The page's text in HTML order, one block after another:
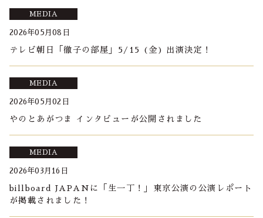
MEDIA
2026年05月08日
テレビ朝日「徹子の部屋」5/15 (金) 出演決定！
MEDIA
2026年05月02日
やのとあがつま インタビューが公開されました
MEDIA
2026年03月16日
billboard JAPANに「生一丁！」東京公演の公演レポート
が掲載されました！